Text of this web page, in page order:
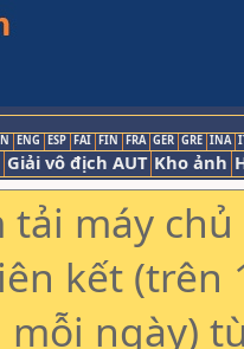
ENG ESP FAI FIN FRA GER GRE INA
Giải vô địch AUT Kho ảnh
tải máy
kết (trên
ngày)